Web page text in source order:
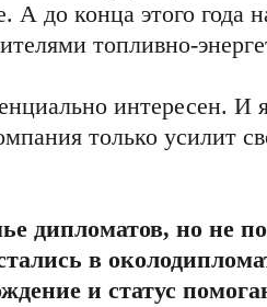
А до конца этого года
топливно-
интересен. И
только усилит
дипломатов, но не
в
и статус